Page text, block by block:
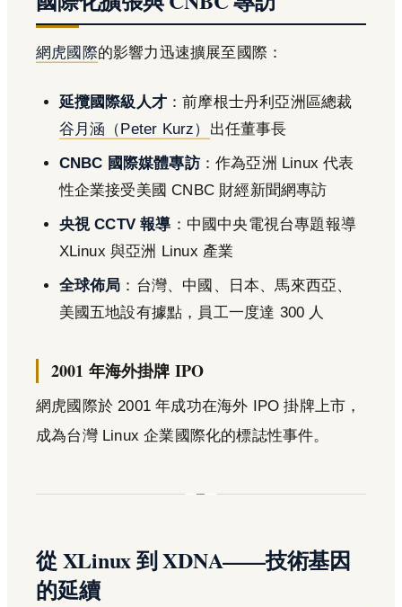
網虎國際的影響力迅速擴展至國際：
延攬國際級人才 ：前摩根士丹利亞洲區總裁
谷月涵（Peter Kurz） 出任董事長
CNBC 國際媒體專訪：作為亞洲 Linux 代表
性企業接受美國 CNBC 財經新聞網專訪
央視 CCTV 報導 ：中國中央電視台專題報導
XLinux 與亞洲 Linux 產業
全球佈局 ：台灣、中國、日本、馬來西亞、
美國五地設有據點，員工一度達 300 人
2001 年海外掛牌 IPO
網虎國際於 2001 年成功在海外 IPO 掛牌上市，
成為台灣 Linux 企業國際化的標誌性事件。
從 XLinux 到 XDNA——技術基因
的延續